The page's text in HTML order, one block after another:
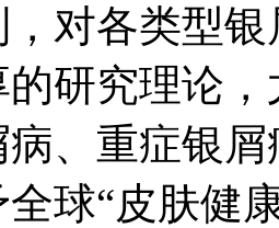
对各类型
研究理论
、重症银
球“皮肤健